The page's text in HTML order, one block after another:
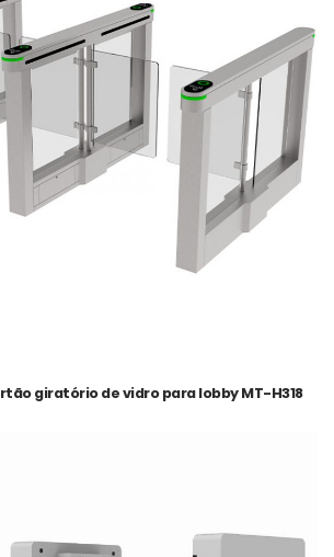
giratório de vidro para lobby MT-H318